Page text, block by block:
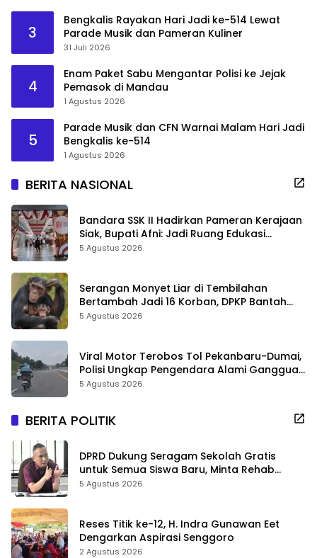
3
Bengkalis Rayakan Hari Jadi ke-514 Lewat
Parade Musik dan Pameran Kuliner
31 Juli 2026
4
Enam Paket Sabu Mengantar Polisi ke Jejak
Pemasok di Mandau
1 Agustus 2026
5
Parade Musik dan CFN Warnai Malam Hari Jadi
Bengkalis ke-514
1 Agustus 2026
BERITA NASIONAL
Bandara SSK II Hadirkan Pameran Kerajaan
Siak, Bupati Afni: Jadi Ruang Edukasi
Sejarah Riau
5 Agustus 2026
Serangan Monyet Liar di Tembilahan
Bertambah Jadi 16 Korban, DPKP Bantah
Video Gerombolan Viral
5 Agustus 2026
Viral Motor Terobos Tol Pekanbaru-Dumai,
Polisi Ungkap Pengendara Alami Gangguan
Usai Kecelakaan
5 Agustus 2026
BERITA POLITIK
DPRD Dukung Seragam Sekolah Gratis
untuk Semua Siswa Baru, Minta Rehab
Sekolah Jangan Dikurangi
5 Agustus 2026
Reses Titik ke-12, H. Indra Gunawan Eet
Dengarkan Aspirasi Senggoro
2 Agustus 2026